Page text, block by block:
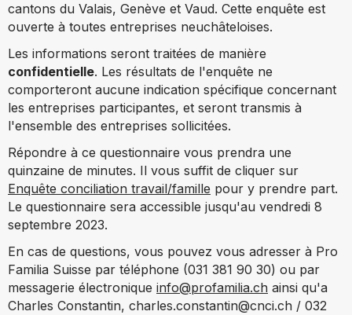
cantons du Valais, Genève et Vaud. Cette enquête est
ouverte à toutes entreprises neuchâteloises.
Les informations seront traitées de manière
confidentielle. Les résultats de l'enquête ne
comporteront aucune indication spécifique concernant
les entreprises participantes, et seront transmis à
l'ensemble des entreprises sollicitées.
Répondre à ce questionnaire vous prendra une
quinzaine de minutes. Il vous suffit de cliquer sur
Enquête conciliation travail/famille pour y prendre part.
Le questionnaire sera accessible jusqu'au vendredi 8
septembre 2023.
En cas de questions, vous pouvez vous adresser à Pro
Familia Suisse par téléphone (031 381 90 30) ou par
messagerie électronique info@profamilia.ch ainsi qu'a
Charles Constantin, charles.constantin@cnci.ch / 032